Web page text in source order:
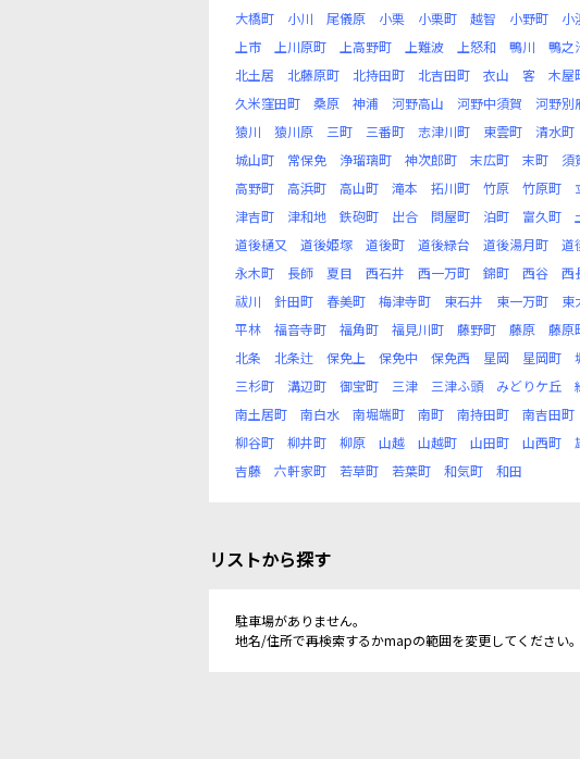
大橋町
小川 尾儀原 小栗 小栗町 越智 小野町 小
上市
上川原町 上高野町 上難波 上怒和 鴨川 鴨之
北土居
北藤原町 北持田町 北吉田町 衣山 客 木屋
久米窪田町
桑原 神浦 河野高山 河野中須賀 河野別
猿川
猿川原 三町 三番町 志津川町 東雲町 清水町
城山町
常保免 浄瑠璃町 神次郎町 末広町 末町 須
高野町
高浜町 高山町 滝本 拓川町 竹原 竹原町
津吉町
津和地 鉄砲町 出合 問屋町 泊町 富久町
道後樋又
道後姫塚 道後町 道後緑台 道後湯月町 道
永木町
長師 夏目 西石井 西一万町 錦町 西谷 西
祓川
針田町 春美町 梅津寺町 東石井 東一万町 東
平林
福音寺町 福角町 福見川町 藤野町 藤原 藤原
北条
北条辻 保免上 保免中 保免西 星岡 星岡町
三杉町
溝辺町 御宝町 三津 三津ふ頭 みどりケ丘
南土居町
南白水 南堀端町 南町 南持田町 南吉田町
柳谷町
柳井町 柳原 山越 山越町 山田町 山西町
吉藤
六軒家町 若草町 若葉町 和気町 和田
リストから探す
駐車場がありません。
地名/住所で再検索するかmapの範囲を変更してください。